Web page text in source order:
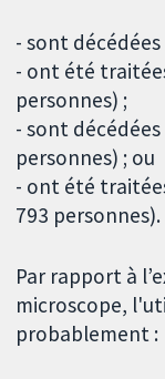
- sont
- ont été
personnes) ;
- sont décédées
personnes) ; ou
- ont été
793 personnes).
Par rapport à
microscope,
probablement :